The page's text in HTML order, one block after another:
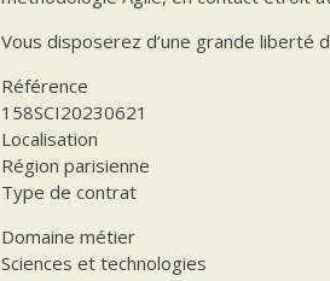
Vous disposerez d’une grande liberté
Référence
158SCI20230621
Localisation
Région parisienne
Type de contrat
Domaine métier
Sciences et technologies